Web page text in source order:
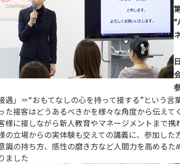
遇」＝“おもてなしの心を持って接する”という
た接客はどうあるべきかを様々な角度から伝えて
様に接しながら新人教育やマネージメントまで
の立場からの実体験も交えての講義に、参加し
識の持ち方、感性の磨き方など人間力を高める
ました